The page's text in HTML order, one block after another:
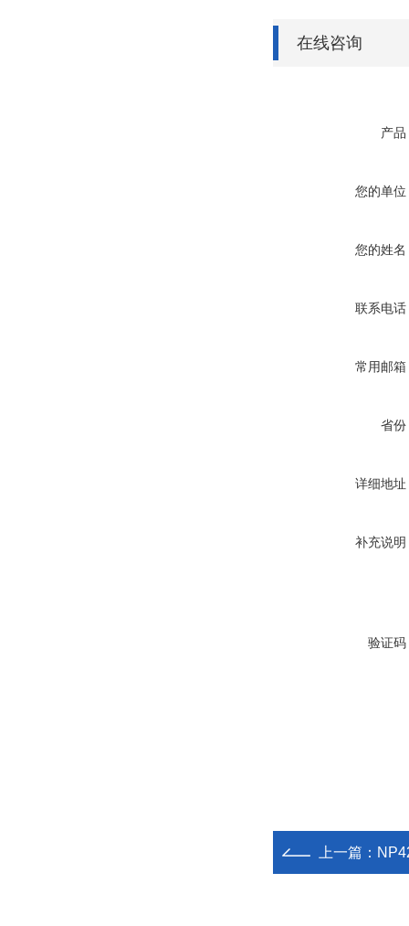
在线咨询
产品
您的单位
您的姓名
联系电话
常用邮箱
省份
详细地址
补充说明
验证码
上一篇：